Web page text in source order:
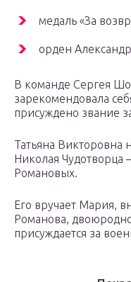
медаль «За
орден
В команде Сергея
зарекомендовала
присуждено звание
Татьяна Викторовна
Николая Чудотворца
Романовых.
Его вручает Мария,
Романова,
присуждается за